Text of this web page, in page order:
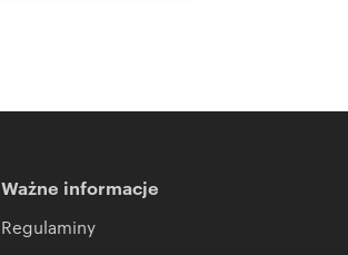
Ważne informacje
Regulaminy